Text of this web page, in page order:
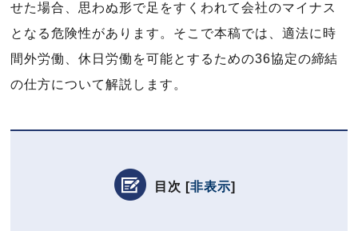
せた場合、思わぬ形で足をすくわれて会社のマイナス
となる危険性があります。そこで本稿では、適法に時
間外労働、休日労働を可能とするための36協定の締結
の仕方について解説します。
目次 [非表示]